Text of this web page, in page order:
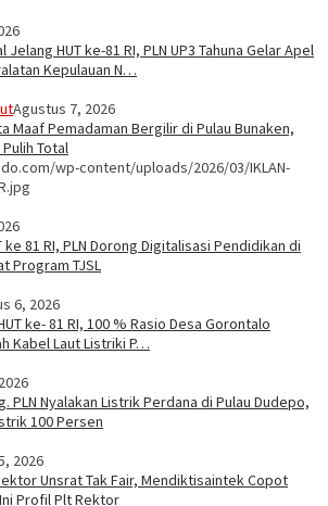
HUT ke-81 RI, PLN UP3 Tahuna Gelar Apel
Kepulauan N…
Agustus 7, 2026
Maaf Pemadaman Bergilir di Pulau Bunaken,
Pulih Total
wp-content/uploads/2026/03/IKLAN-
ke 81 RI, PLN Dorong Digitalisasi Pendidikan di
Program TJSL
6, 2026
ke- 81 RI, 100 % Rasio Desa Gorontalo
Kabel Laut Listriki P…
PLN Nyalakan Listrik Perdana di Pulau Dudepo,
100 Persen
2026
Unsrat Tak Fair, Mendiktisaintek Copot
Profil Plt Rektor